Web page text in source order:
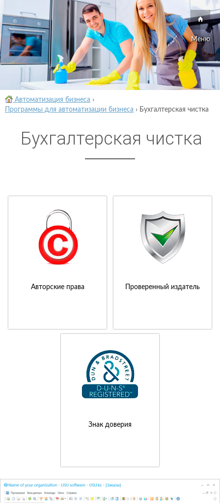
Меню
Автоматизация бизнеса ›
Программы для автоматизации бизнеса › Бухгалтерская чистка
Бухгалтерская чистка
Авторские права Проверенный издатель
Знак доверия